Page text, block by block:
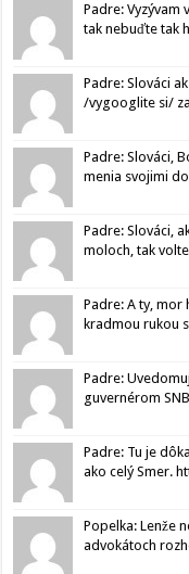
Padre: Vyzývam
tak nebuďte tak
Padre: Slováci
/vygooglite si/
Padre: Slováci,
menia svojimi
Padre: Slováci,
moloch, tak
Padre: A ty,
kradmou rukou
Padre:
guvernérom
Padre: Tu je
ako celý Smer.
Popelka: Lenže
advokátoch